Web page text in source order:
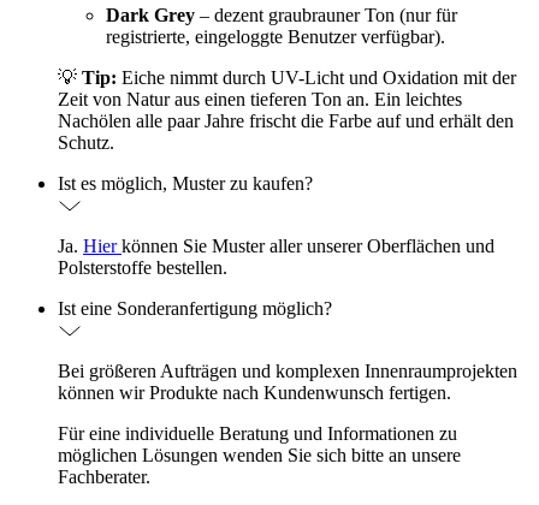
Dark Grey – dezent graubrauner Ton (nur für
registrierte, eingeloggte Benutzer verfügbar).
💡 Tip: Eiche nimmt durch UV-Licht und Oxidation mit der
Zeit von Natur aus einen tieferen Ton an. Ein leichtes
Nachölen alle paar Jahre frischt die Farbe auf und erhält den
Schutz.
Ist es möglich, Muster zu kaufen?
Ja. Hierkönnen Sie Muster aller unserer Oberflächen und
Polsterstoffe bestellen.
Ist eine Sonderanfertigung möglich?
Bei größeren Aufträgen und komplexen Innenraumprojekten
können wir Produkte nach Kundenwunsch fertigen.
Für eine individuelle Beratung und Informationen zu
möglichen Lösungen wenden Sie sich bitte an unsere
Fachberater.